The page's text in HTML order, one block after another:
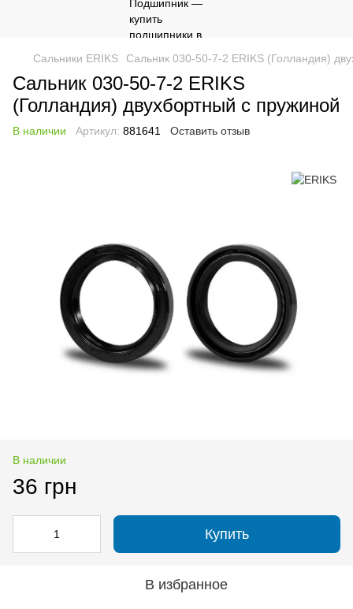
Сальники ERIKS Сальник 030-50-7-2 ERIKS (Голландия)
Сальник 030-50-7-2 ERIKS
(Голландия) двухбортный с пружиной
В наличии Артикул: 881641 Оставить отзыв
В наличии
36 грн
Купить
В избранное